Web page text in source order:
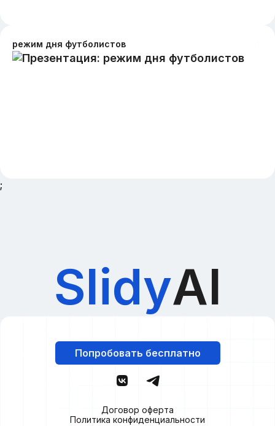
режим дня футболистов
;
SlidyAI
Попробовать бесплатно
Договор оферта
Политика конфиденциальности